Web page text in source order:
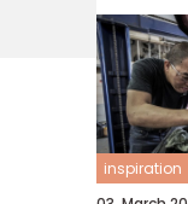
inspiration